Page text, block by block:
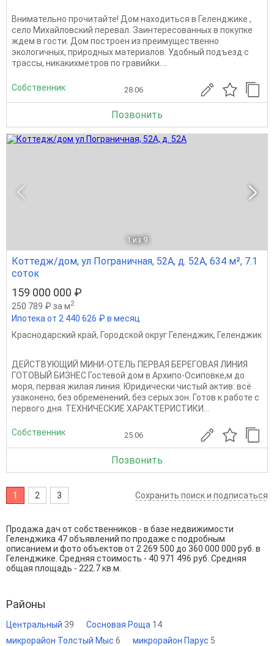
Внимательно прочитайте! Дом находиться в Геленджике ,
село Михайловский перевал. Заинтересованных в покупке
ждем в гости. Дом построен из преимущественно
экологичных, природных материалов. Удобный подъезд с
трассы, никакихметров по гравийки....
Собственник 28.06
Позвонить
1 из 9
Коттедж/дом, ул Пограничная, 52А, д. 52А, 634 м², 7.1
соток
159 000 000 ₽
250 789 ₽ за м2
Ипотека от 2 440 626 ₽ в месяц
Краснодарский край, Городской округ Геленджик, Геленджик
ДЕЙСТВУЮЩИЙ МИНИ-ОТЕЛЬ ПЕРВАЯ БЕРЕГОВАЯ ЛИНИЯ
ГОТОВЫЙ БИЗНЕС Гостевой дом в Архипо-Осиповке,м до
моря, первая жилая линия. Юридически чистый актив: всё
узаконено, без обременений, без серых зон. Готов к работе с
первого дня. ТЕХНИЧЕСКИЕ ХАРАКТЕРИСТИКИ...
Собственник 25.06
Позвонить
1 2 3 Сохранить поиск и подписаться
Продажа дач от собственников - в базе недвижимости
Геленджика 47 объявлений по продаже с подробным
описанием и фото объектов от 2 269 500 до 360 000 000 руб. в
Геленджике. Средняя стоимость - 40 971 496 руб. Средняя
общая площадь - 222.7 кв.м.
Районы
Центральный 39 Сосновая Роща 14
микрорайон Толстый Мыс 6 микрорайон Парус 5